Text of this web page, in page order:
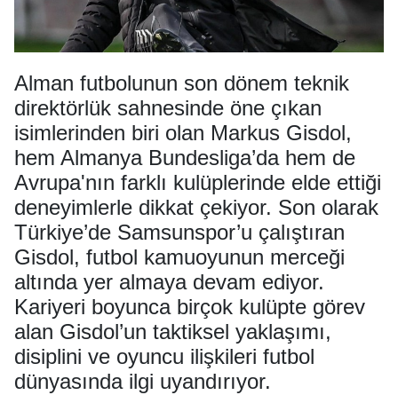
Alman futbolunun son dönem teknik
direktörlük sahnesinde öne çıkan
isimlerinden biri olan Markus Gisdol,
hem Almanya Bundesliga’da hem de
Avrupa'nın farklı kulüplerinde elde ettiği
deneyimlerle dikkat çekiyor. Son olarak
Türkiye’de Samsunspor’u çalıştıran
Gisdol, futbol kamuoyunun merceği
altında yer almaya devam ediyor.
Kariyeri boyunca birçok kulüpte görev
alan Gisdol’un taktiksel yaklaşımı,
disiplini ve oyuncu ilişkileri futbol
dünyasında ilgi uyandırıyor.